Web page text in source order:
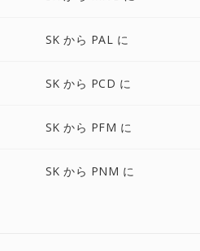
SK から PAL に
SK から PCD に
SK から PFM に
SK から PNM に